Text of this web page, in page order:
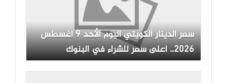
سعر الدينار الكويتي اليوم الأحد 9 أغسطس
2026.. أعلى سعر للشراء في البنوك